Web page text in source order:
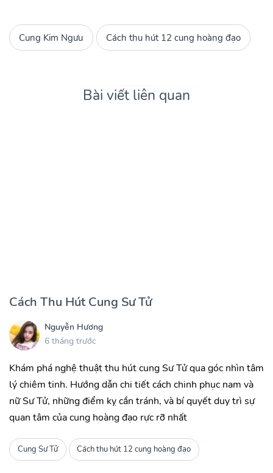
Cung Kim Ngưu Cách thu hút 12 cung hoàng đạo
Bài viết liên quan
Cách Thu Hút Cung Sư Tử
Nguyễn Hương
6 tháng trước
Khám phá nghệ thuật thu hút cung Sư Tử qua góc nhìn tâm
lý chiêm tinh. Hướng dẫn chi tiết cách chinh phục nam và
nữ Sư Tử, những điểm kỵ cần tránh, và bí quyết duy trì sự
quan tâm của cung hoàng đạo rực rỡ nhất
Cung Sư Tử Cách thu hút 12 cung hoàng đạo